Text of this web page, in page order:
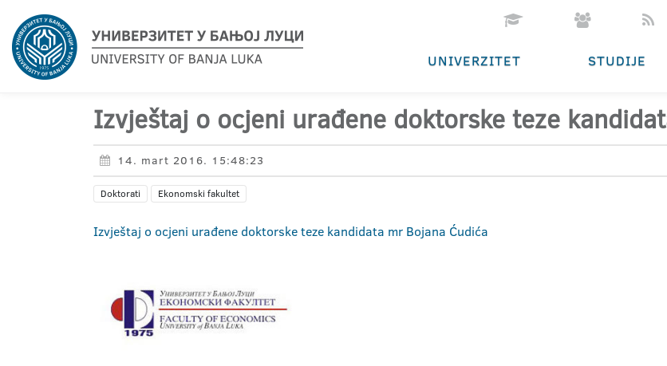
UNIVERZITET STUDIJE
Izvještaj o ocjeni urađene doktorske teze
14. mart 2016. 15:48:23
Doktorati Ekonomski fakultet
Izvještaj o ocjeni urađene doktorske teze kandidata mr Bojana Ćudića